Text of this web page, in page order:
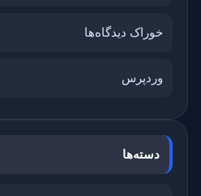
خوراک دیدگاه‌ها
وردپرس
دسته‌ها